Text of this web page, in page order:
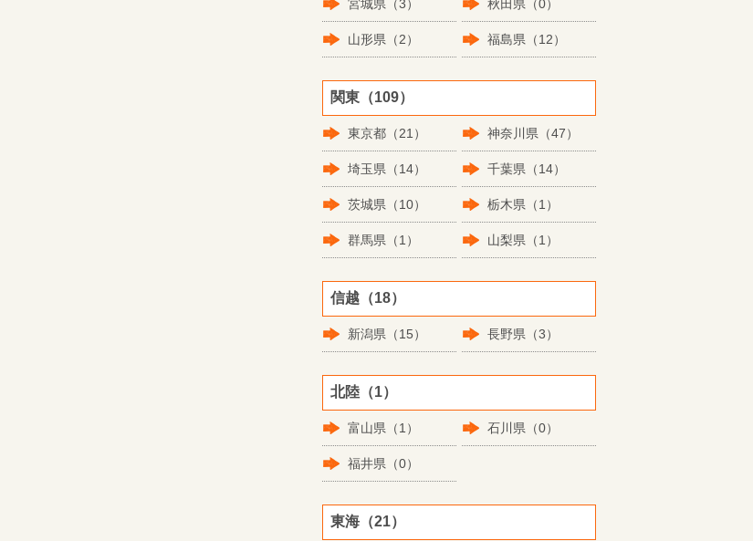
宮城県（3） 秋田県（0）
山形県（2） 福島県（12）
関東（109）
東京都（21） 神奈川県（47）
埼玉県（14） 千葉県（14）
茨城県（10） 栃木県（1）
群馬県（1） 山梨県（1）
信越（18）
新潟県（15） 長野県（3）
北陸（1）
富山県（1） 石川県（0）
福井県（0）
東海（21）